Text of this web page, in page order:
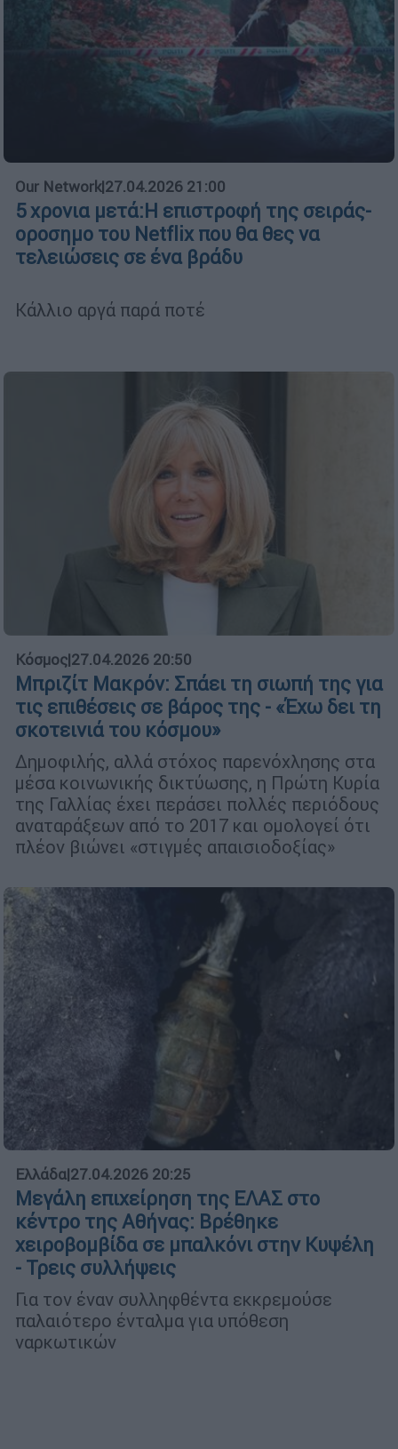
Our Network|27.04.2026 21:00
5 χρονια μετά:Η επιστροφή της σειράς-
οροσημο του Netflix που θα θες να
τελειώσεις σε ένα βράδυ
Κάλλιο αργά παρά ποτέ
Κόσμος|27.04.2026 20:50
Μπριζίτ Μακρόν: Σπάει τη σιωπή της για
τις επιθέσεις σε βάρος της - «Έχω δει τη
σκοτεινιά του κόσμου»
Δημοφιλής, αλλά στόχος παρενόχλησης στα
μέσα κοινωνικής δικτύωσης, η Πρώτη Κυρία
της Γαλλίας έχει περάσει πολλές περιόδους
αναταράξεων από το 2017 και ομολογεί ότι
πλέον βιώνει «στιγμές απαισιοδοξίας»
Ελλάδα|27.04.2026 20:25
Μεγάλη επιχείρηση της ΕΛΑΣ στο
κέντρο της Αθήνας: Βρέθηκε
χειροβομβίδα σε μπαλκόνι στην Κυψέλη
- Τρεις συλλήψεις
Για τον έναν συλληφθέντα εκκρεμούσε
παλαιότερο ένταλμα για υπόθεση
ναρκωτικών